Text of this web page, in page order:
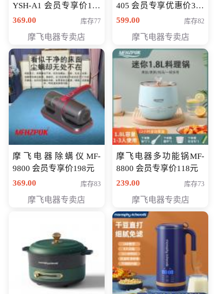
YSH-A1 会员专享价198
元
369.00 库存77
摩飞电器专卖店
405 会员专享优惠价369
元
599.00 库存82
摩飞电器专卖店
摩飞电器除螨仪MF-
9800 会员专享价198元
369.00
库存83
摩飞电器专卖店
摩飞电器多功能锅MF-
8800 会员专享价118元
239.00
库存73
摩飞电器专卖店